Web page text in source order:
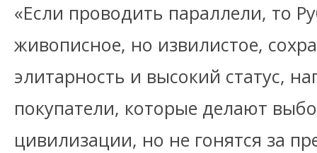
«Если проводить параллели, то
живописное, но извилистое,
элитарность и высокий статус,
покупатели, которые делают
цивилизации, но не гонятся за